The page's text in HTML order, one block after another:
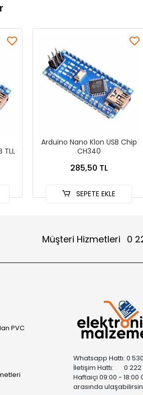
TLL
Arduino Nano Klon USB Chip
CH340
285,50 TL
SEPETE EKLE
Müşteri Hizmetleri 0
PVC
Whatsapp Hattı: 0
İletişim Hattı: 0 222
Haftaiçi 09:00 - 18:00
arasında